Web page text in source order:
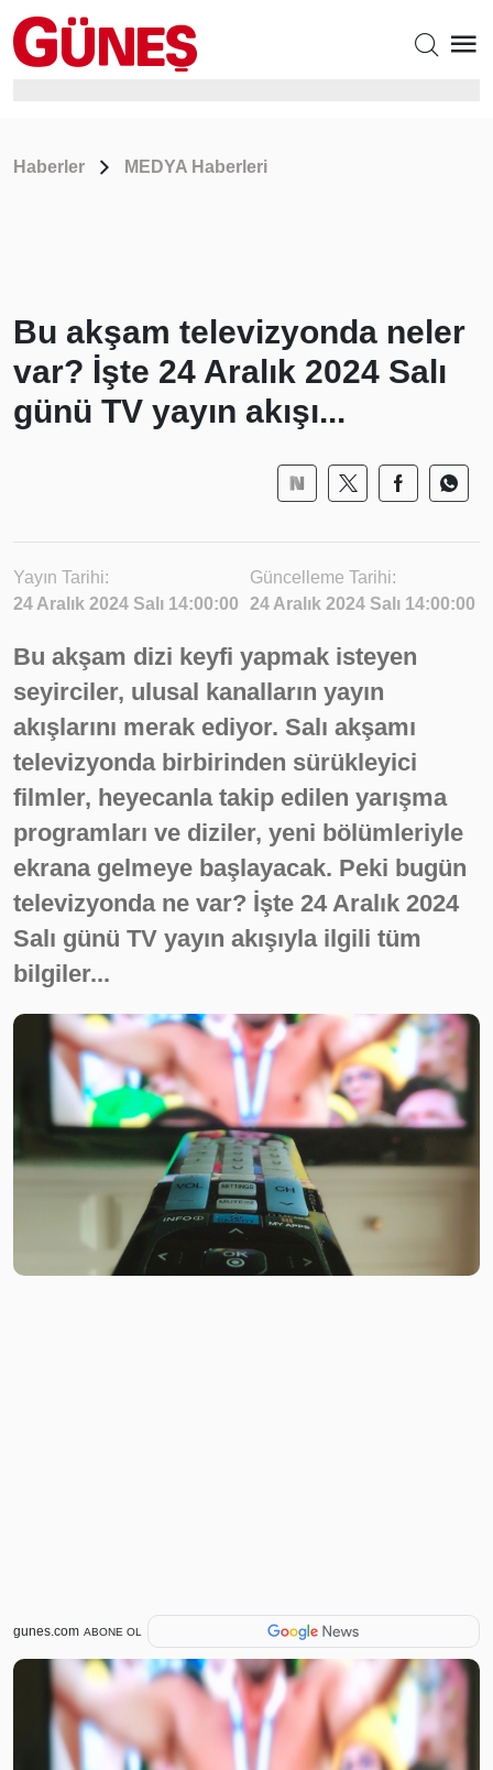
Haberler MEDYA Haberleri
Bu akşam televizyonda neler
var? İşte 24 Aralık 2024 Salı
günü TV yayın akışı...
Yayın Tarihi:
24 Aralık 2024 Salı 14:00:00
Güncelleme Tarihi:
24 Aralık 2024 Salı 14:00:00
Bu akşam dizi keyfi yapmak isteyen
seyirciler, ulusal kanalların yayın
akışlarını merak ediyor. Salı akşamı
televizyonda birbirinden sürükleyici
filmler, heyecanla takip edilen yarışma
programları ve diziler, yeni bölümleriyle
ekrana gelmeye başlayacak. Peki bugün
televizyonda ne var? İşte 24 Aralık 2024
Salı günü TV yayın akışıyla ilgili tüm
bilgiler...
gunes.com ABONE OL